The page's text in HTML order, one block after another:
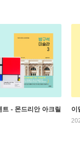
트 - 몬드리안 아크릴
이